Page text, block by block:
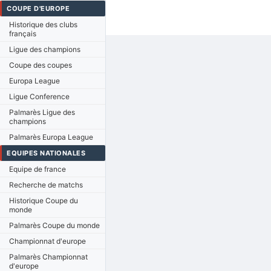
COUPE D'EUROPE
Historique des clubs
français
Ligue des champions
Coupe des coupes
Europa League
Ligue Conference
Palmarès Ligue des
champions
Palmarès Europa League
EQUIPES NATIONALES
Equipe de france
Recherche de matchs
Historique Coupe du
monde
Palmarès Coupe du monde
Championnat d'europe
Palmarès Championnat
d'europe